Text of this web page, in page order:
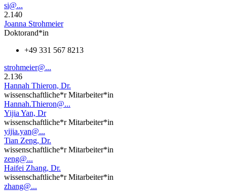
si@...
2.140
Joanna Strohmeier
Doktorand*in
+49 331 567 8213
strohmeier@...
2.136
Hannah Thieron, Dr.
wissenschaftliche*r Mitarbeiter*in
Hannah.Thieron@...
Yijia Yan, Dr
wissenschaftliche*r Mitarbeiter*in
yijia.yan@...
Tian Zeng, Dr.
wissenschaftliche*r Mitarbeiter*in
zeng@...
Haifei Zhang, Dr.
wissenschaftliche*r Mitarbeiter*in
zhang@...